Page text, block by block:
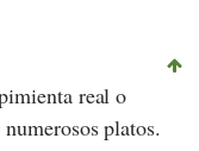
real o
platos.